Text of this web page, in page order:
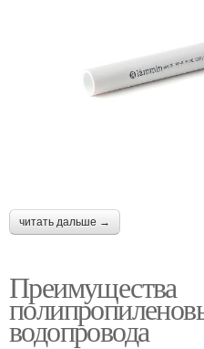
читать дальше →
Преимущества
водопровода